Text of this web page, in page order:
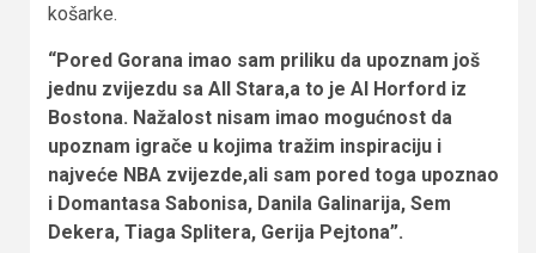
košarke.
“Pored Gorana imao sam priliku da upoznam još
jednu zvijezdu sa All Stara,a to je Al Horford iz
Bostona. Nažalost nisam imao mogućnost da
upoznam igrače u kojima tražim inspiraciju i
najveće NBA zvijezde,ali sam pored toga upoznao
i Domantasa Sabonisa, Danila Galinarija, Sem
Dekera, Tiaga Splitera, Gerija Pejtona”.